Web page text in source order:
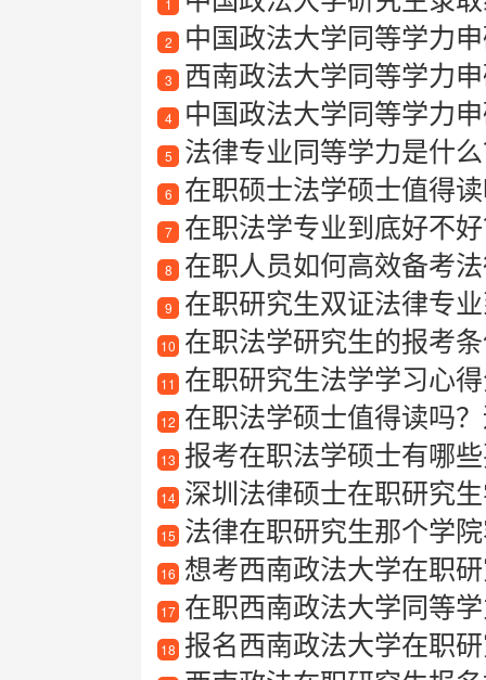
1
2 中国政法大学同等学力
3 西南政法大学同等学力
4 中国政法大学同等学力
5 法律专业同等学力是什
6 在职硕士法学硕士值得读吗？
7 在职法学专业到底好不
8 在职人员如何高效备考
9 在职研究生双证法律专业到
10 在职法学研究生的报考
11 在职研究生法学学习心
12 在职法学硕士值得读吗？适
13 报考在职法学硕士有哪
14 深圳法律硕士在职研究
15 法律在职研究生那个学
16 想考西南政法大学在职研究生
17 在职西南政法大学同等
18 报名西南政法大学在职